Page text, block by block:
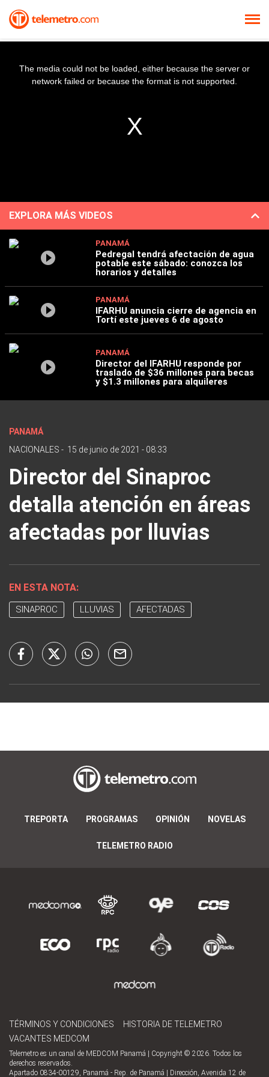
The media could not be loaded, either because the server or
network failed or because the format is not supported.
EXPLORA MÁS VIDEOS
PANAMÁ
Pedregal tendrá afectación de agua
potable este sábado: conozca los
horarios y detalles
PANAMÁ
IFARHU anuncia cierre de agencia en
Tortí este jueves 6 de agosto
PANAMÁ
Director del IFARHU responde por
traslado de $36 millones para becas
y $1.3 millones para alquileres
PANAMÁ
NACIONALES - 15 de junio de 2021 - 08:33
Director del Sinaproc
detalla atención en áreas
afectadas por lluvias
EN ESTA NOTA:
SINAPROC LLUVIAS AFECTADAS
TREPORTA PROGRAMAS OPINIÓN NOVELAS
TELEMETRO RADIO
TÉRMINOS Y CONDICIONES
HISTORIA DE TELEMETRO
VACANTES MEDCOM
Telemetro es un canal de MEDCOM Panamá | Copyright © 2026. Todos los
derechos reservados.
Apartado 0834-00129, Panamá - Rep. de Panamá | Dirección, Avenida 12 de